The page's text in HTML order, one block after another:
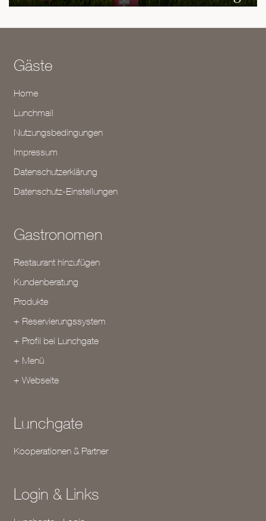
Gäste
Home
Lunchmail
Nutzungsbedingungen
Impressum
Datenschutzerklärung
Datenschutz-Einstellungen
Gastronomen
Restaurant hinzufügen
Kundenberatung
Produkte
+ Reservierungssystem
+ Profil bei Lunchgate
+ Menü
+ Webseite
Lunchgate
Kooperationen & Partner
Login & Links